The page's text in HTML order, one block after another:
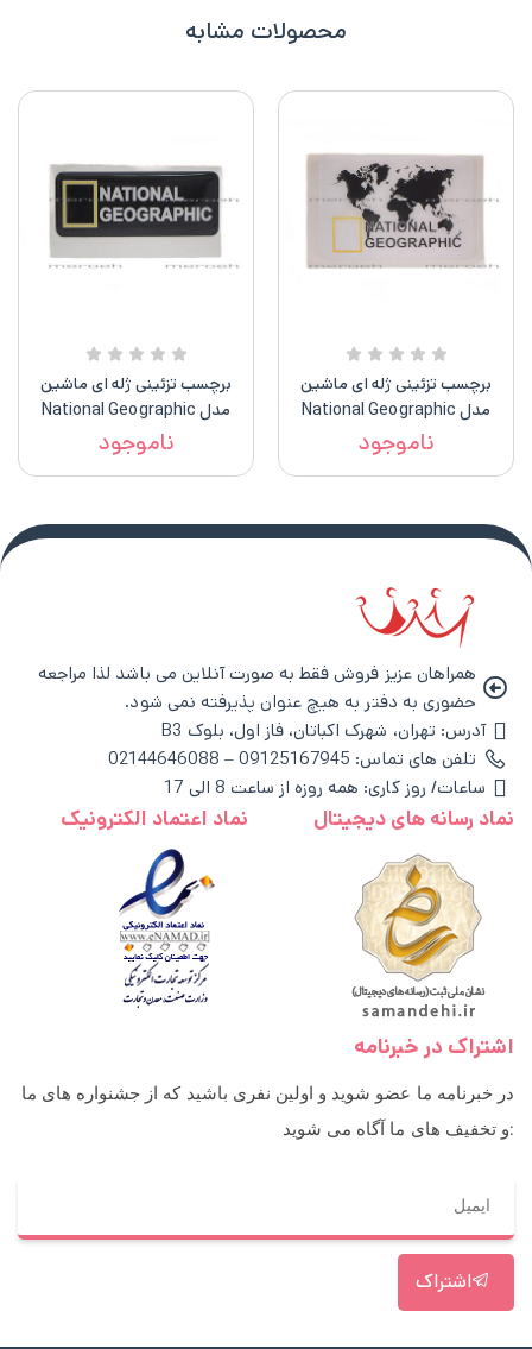
محصولات مشابه
برچسب تزئینی ژله ای ماشین
مدل National Geographic
ناموجود
برچسب تزئینی ژله ای ماشین
مدل National Geographic
ناموجود
همراهان عزیز فروش فقط به صورت آنلاین می باشد لذا مراجعه
حضوری به دفتر به هیچ عنوان پذیرفته نمی شود.
آدرس: تهران، شهرک اکباتان، فاز اول، بلوک B3
تلفن های تماس: 09125167945 – 02144646088
ساعات/ روز کاری: همه روزه از ساعت 8 الی 17
نماد رسانه های دیجیتال نماد اعتماد الکترونیک
اشتراک در خبرنامه
در خبرنامه ما عضو شوید و اولین نفری باشید که از جشنواره های ما
و تخفیف های ما آگاه می شوید:
اشتراک